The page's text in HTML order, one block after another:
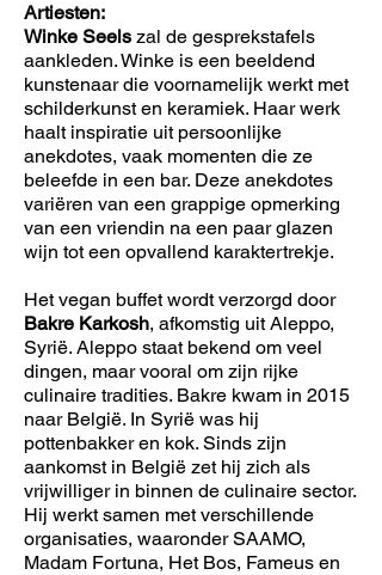
Artiesten:
Winke Seels zal de gesprekstafels
aankleden. Winke is een beeldend
kunstenaar die voornamelijk werkt met
schilderkunst en keramiek. Haar werk
haalt inspiratie uit persoonlijke
anekdotes, vaak momenten die ze
beleefde in een bar. Deze anekdotes
variëren van een grappige opmerking
van een vriendin na een paar glazen
wijn tot een opvallend karaktertrekje.
Het vegan buffet wordt verzorgd door
Bakre Karkosh, afkomstig uit Aleppo,
Syrië. Aleppo staat bekend om veel
dingen, maar vooral om zijn rijke
culinaire tradities. Bakre kwam in 2015
naar België. In Syrië was hij
pottenbakker en kok. Sinds zijn
aankomst in België zet hij zich als
vrijwilliger in binnen de culinaire sector.
Hij werkt samen met verschillende
organisaties, waaronder SAAMO,
Madam Fortuna, Het Bos, Fameus en